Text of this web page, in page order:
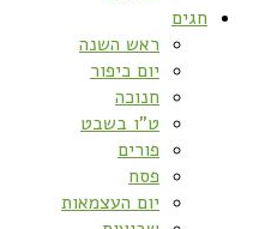
חגים
ראש השנה
יום כיפור
חנוכה
ט”ו בשבט
פורים
פסח
יום העצמאות